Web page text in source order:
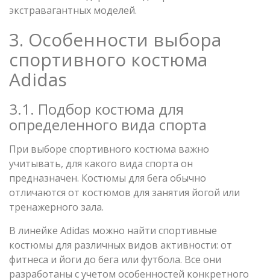
экстравагантных моделей.
3. Особенности выбора
спортивного костюма
Adidas
3.1. Подбор костюма для
определенного вида спорта
При выборе спортивного костюма важно
учитывать, для какого вида спорта он
предназначен. Костюмы для бега обычно
отличаются от костюмов для занятия йогой или
тренажерного зала.
В линейке Adidas можно найти спортивные
костюмы для различных видов активности: от
фитнеса и йоги до бега или футбола. Все они
разработаны с учетом особенностей конкретного